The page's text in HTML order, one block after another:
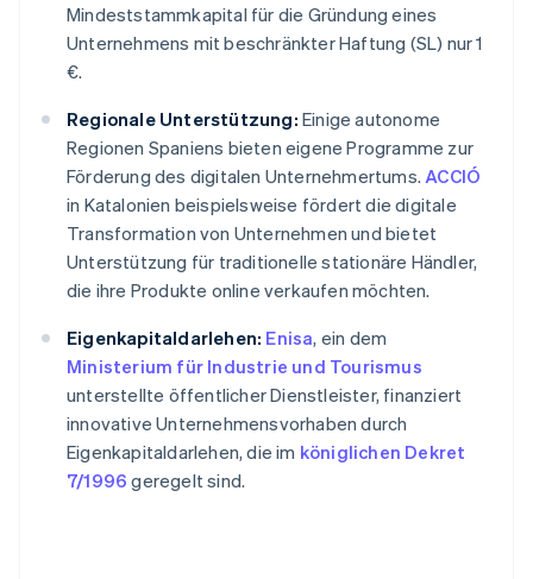
Mindeststammkapital für die Gründung eines
Unternehmens mit beschränkter Haftung (SL) nur 1
€.
Regionale Unterstützung: Einige autonome
Regionen Spaniens bieten eigene Programme zur
Förderung des digitalen Unternehmertums.ACCIÓ
in Katalonien beispielsweise fördert die digitale
Transformation von Unternehmen und bietet
Unterstützung für traditionelle stationäre Händler,
die ihre Produkte online verkaufen möchten.
Eigenkapitaldarlehen: Enisa, ein dem
Ministerium für Industrie und Tourismus
unterstellte öffentlicher Dienstleister, finanziert
innovative Unternehmensvorhaben durch
Eigenkapitaldarlehen, die im königlichen Dekret
7/1996 geregelt sind.